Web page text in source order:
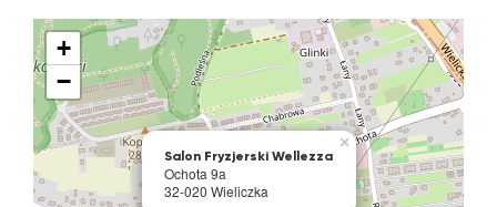
Salon Fryzjerski Wellezza
Ochota 9a
32-020 Wieliczka
×
+
−